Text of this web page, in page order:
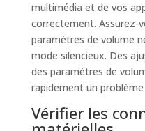
multimédia et de vos
correctement. Assurez-
paramètres de volume
mode silencieux. Des
des paramètres de
rapidement un problème
Vérifier les